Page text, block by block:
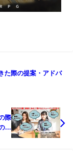
た際の提案・アドバ
際
情